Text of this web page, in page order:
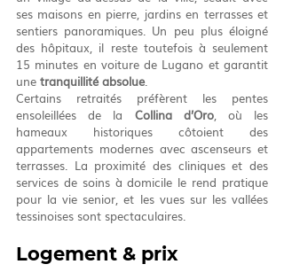
ses maisons en pierre, jardins en terrasses et
sentiers panoramiques. Un peu plus éloigné
des hôpitaux, il reste toutefois à seulement
15 minutes en voiture de Lugano et garantit
une tranquillité absolue.
Certains retraités préfèrent les pentes
ensoleillées de la Collina d’Oro, où les
hameaux historiques côtoient des
appartements modernes avec ascenseurs et
terrasses. La proximité des cliniques et des
services de soins à domicile le rend pratique
pour la vie senior, et les vues sur les vallées
tessinoises sont spectaculaires.
Logement & prix